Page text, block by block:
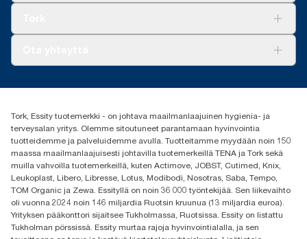
(+358) 9 5068 8222
Oy Essity Finland Ab
Revontulenkuja 1
02100 Espoo
Tork, Essity tuotemerkki - on johtava maailmanlaajuinen hygienia- ja
terveysalan yritys. Olemme sitoutuneet parantamaan hyvinvointia
tuotteidemme ja palveluidemme avulla. Tuotteitamme myydään noin 150
maassa maailmanlaajuisesti johtavilla tuotemerkeillä TENA ja Tork sekä
muilla vahvoilla tuotemerkeillä, kuten Actimove, JOBST, Cutimed, Knix,
Leukoplast, Libero, Libresse, Lotus, Modibodi, Nosotras, Saba, Tempo,
TOM Organic ja Zewa. Essityllä on noin 36 000 työntekijää. Sen liikevaihto
oli vuonna 2024 noin 146 miljardia Ruotsin kruunua (13 miljardia euroa).
Yrityksen pääkonttori sijaitsee Tukholmassa, Ruotsissa. Essity on listattu
Tukholman pörssissä. Essity murtaa rajoja hyvinvointialalla, ja sen